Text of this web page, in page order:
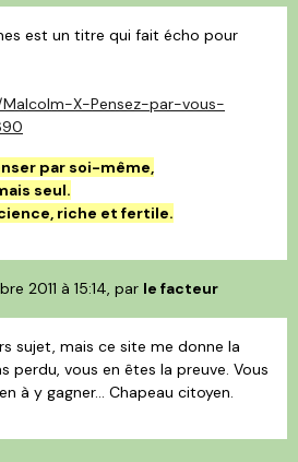
est un titre qui fait écho pour
X-Pensez-par-vous-
par soi-même,
seul.
riche et fertile.
2011 à 15:14, par le facteur
sujet, mais ce site me donne la
perdu, vous en êtes la preuve. Vous
à y gagner... Chapeau citoyen.